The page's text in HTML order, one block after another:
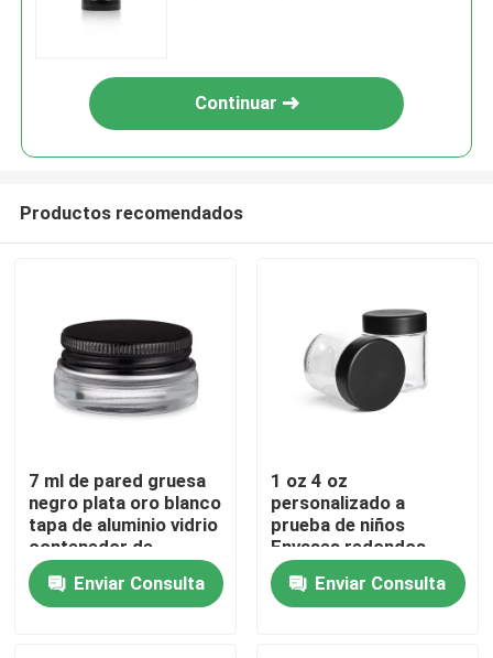
Hogar
Productos
Continuar
Productos recomendados
7 ml de pared gruesa
negro plata oro blanco
tapa de aluminio vidrio
contenedor de
concentrado
Enviar Consulta
1 oz 4 oz
personalizado a
prueba de niños
Envases redondos
resistentes a los niños
Contenedor a prueba
de olor Jarrón de
Enviar Consulta